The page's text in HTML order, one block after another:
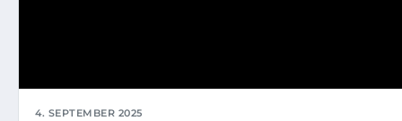
4. SEPTEMBER 2025